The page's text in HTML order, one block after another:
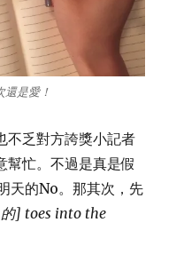
還是愛！
不乏對方誇獎小記者
幫忙。不過是真是假
天的No。那其次，先
] toes into the